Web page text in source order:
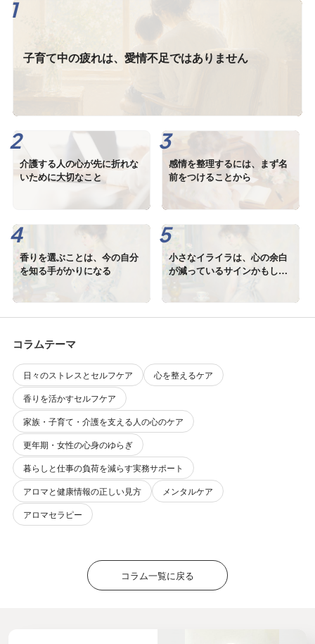
子育て中の疲れは、愛情不足ではありません
介護する人の心が先に折れな
いために大切なこと
感情を整理するには、まず名
前をつけることから
香りを選ぶことは、今の自分
を知る手がかりになる
小さなイライラは、心の余白
が減っているサインかもしれ
コラムテーマ
日々のストレスとセルフケア
心を整えるケア
香りを活かすセルフケア
家族・子育て・介護を支える人の心のケア
更年期・女性の心身のゆらぎ
暮らしと仕事の負荷を減らす実務サポート
アロマと健康情報の正しい見方
メンタルケア
アロマセラピー
コラム一覧に戻る